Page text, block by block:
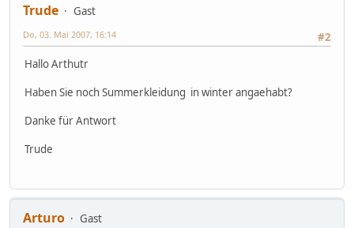
Trude
Gast
#2
Do, 03. Mai 2007, 16:14
Hallo Arthutr
Haben Sie noch Summerkleidung in winter angaehabt?
Danke für Antwort
Trude
Arturo
Gast